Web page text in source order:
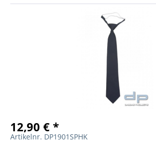
12,90 € *
Artikelnr. DP1901SPHK